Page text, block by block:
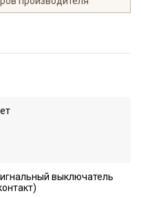
выключатель